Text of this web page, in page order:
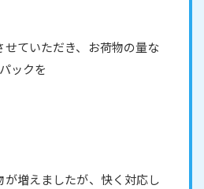
せていただき、お荷物の量な
ックを
が増えましたが、快く対応し